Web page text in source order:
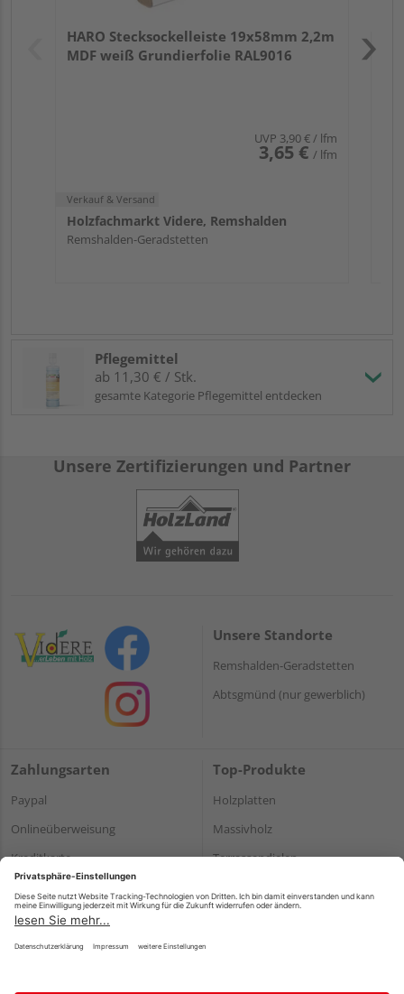
HARO Stecksockelleiste 19x58mm 2,2m
MDF weiß Grundierfolie RAL9016
UVP 3,90 €/ lfm
3,65 € / lfm
Verkauf & Versand
Holzfachmarkt Videre, Remshalden
Remshalden-Geradstetten
Pflegemittel
ab 11,30 € / Stk.
gesamte Kategorie Pflegemittel entdecken
Unsere Zertifizierungen und Partner
Unsere Standorte
Remshalden-Geradstetten
Abtsgmünd (nur gewerblich)
Zahlungsarten
Paypal
Onlineüberweisung
Kreditkarte
*Bonität vorausgesetzt
Top-Produkte
Holzplatten
Massivholz
Terrassendielen
Impressum Datenschutz AGB Barrierefreiheitserklärung